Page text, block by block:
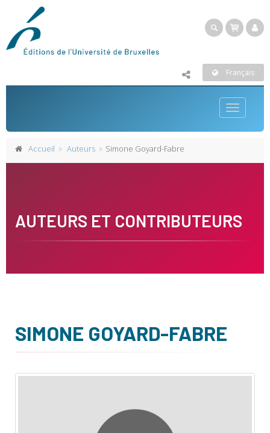
Français
Toggle
Accueil Auteurs Simone Goyard-Fabre
AUTEURS ET CONTRIBUTEURS
SIMONE GOYARD-FABRE